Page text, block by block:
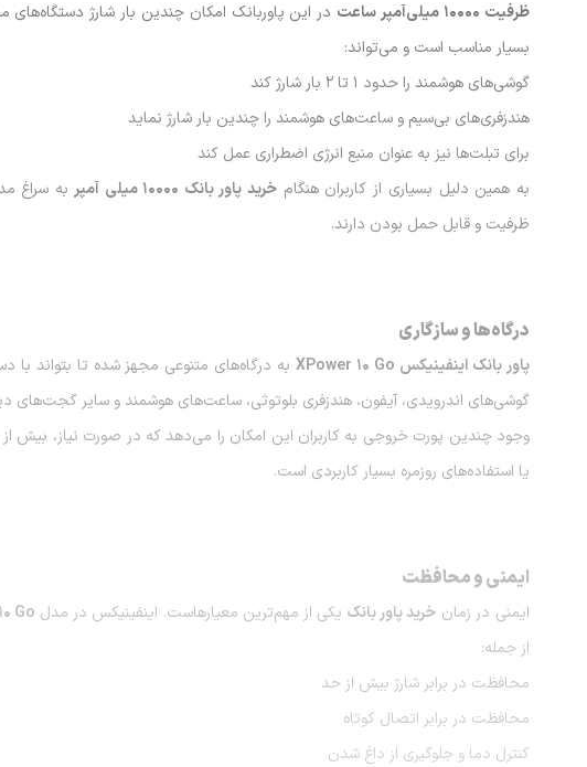
ظرفیت 10000 میلی‌آمپر ساعت
در این پاوربانک امکان چندین بار شارژ دستگاه‌های
بسیار مناسب است و می‌تواند:
گوشی‌های هوشمند را حدود 1 تا 2 بار شارژ کند
هندزفری‌های بی‌سیم و ساعت‌های هوشمند را چندین بار شارژ نماید
برای تبلت‌ها نیز به عنوان منبع انرژی اضطراری عمل کند
به همین دلیل بسیاری از کاربران هنگام خرید پاور بانک 10000 میلی آمپر به سراغ
ظرفیت و قابل حمل بودن دارند.
درگاه‌ها و سازگاری
پاور بانک اینفینیکس XPower 10 Go
به درگاه‌های متنوعی مجهز شده تا بتواند با
گوشی‌های اندرویدی، آیفون، هندزفری بلوتوثی، ساعت‌های هوشمند و سایر گجت‌های
وجود چندین پورت خروجی به کاربران این امکان را می‌دهد که در صورت نیاز، بیش
یا استفاده‌های روزمره بسیار کاربردی است.
ایمنی و محافظت
ایمنی در زمان خرید پاور بانک یکی از مهم‌ترین معیارهاست. اینفینیکس در مدل Go
از جمله:
محافظت در برابر شارژ بیش از حد
محافظت در برابر اتصال کوتاه
کنترل دما و جلوگیری از داغ شدن